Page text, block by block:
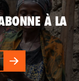
À LA